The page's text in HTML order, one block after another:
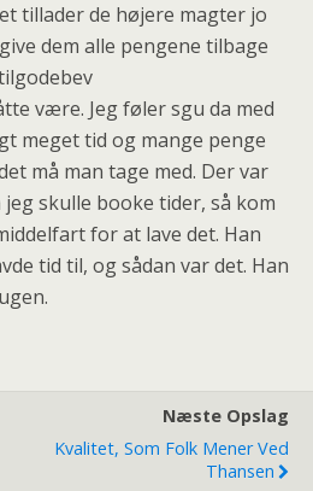
tillader de højere magter jo
dem alle pengene tilbage
være. Jeg føler sgu da med
meget tid og mange penge
må man tage med. Der var
skulle booke tider, så kom
for at lave det. Han
tid til, og sådan var det. Han
Næste Opslag
Kvalitet, Som Folk Mener Ved
Thansen